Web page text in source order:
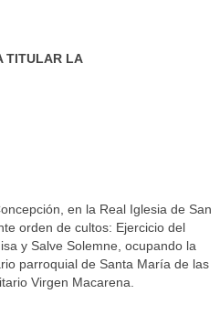
TITULAR LA
en la Real Iglesia de San
orden de cultos: Ejercicio del
y Salve Solemne, ocupando la
parroquial de Santa María de las
Virgen Macarena.